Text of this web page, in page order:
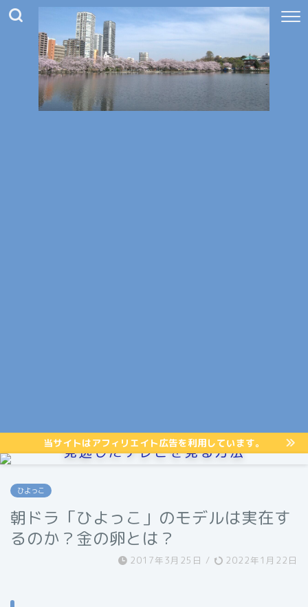
当サイトはアフィリエイト広告を利用しています。
見逃したテレビを見る方法
ひよっこ
朝ドラ「ひよっこ」のモデルは実在す
るのか？金の卵とは？
2017年3月25日 / 2022年1月22日